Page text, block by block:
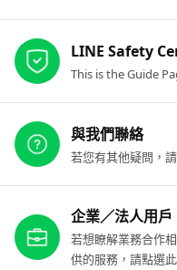
LINE Safety
This is the Guide
與我們聯絡
若您有其他疑問，
企業／法人用戶
若想瞭解業務合作
供的服務，請點選此